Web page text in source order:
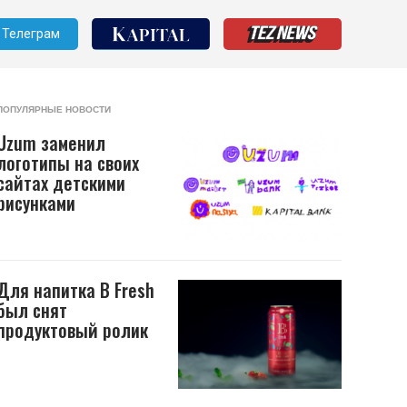
Телеграм
НОВОСТИ
заменил
на своих
детскими
напитка B Fresh
снят
ролик